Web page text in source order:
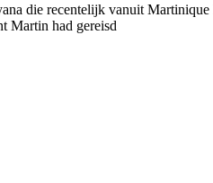
die recentelijk vanuit Martinique
Martin had gereisd